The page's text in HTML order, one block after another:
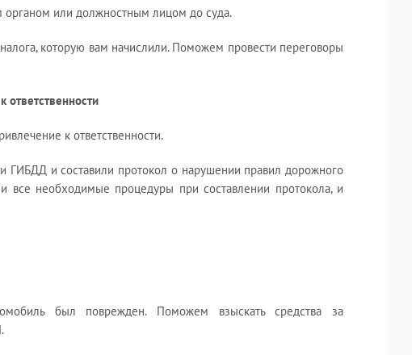
органом или должностным лицом до суда.
которую вам начислили. Поможем провести переговоры
ответственности
к ответственности.
ГИБДД и составили протокол о нарушении правил дорожного
все необходимые процедуры при составлении протокола, и
был поврежден. Поможем взыскать средства за